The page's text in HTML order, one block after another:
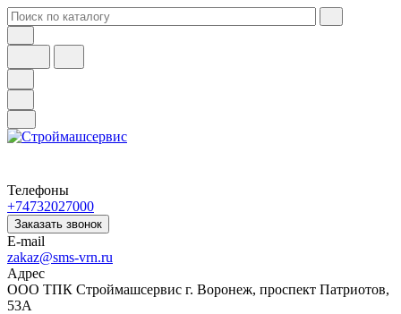
Телефоны
+74732027000
Заказать звонок
E-mail
zakaz@sms-vrn.ru
Адрес
ООО ТПК Строймашсервис г. Воронеж, проспект Патриотов,
53А